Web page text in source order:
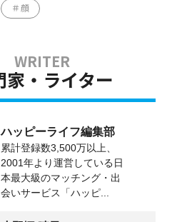
顔
家・ライター
ハッピーライフ編集部
累計登録数3,500万以上、
2001年より運営している日
本最大級のマッチング・出
会いサービス「ハッピ...